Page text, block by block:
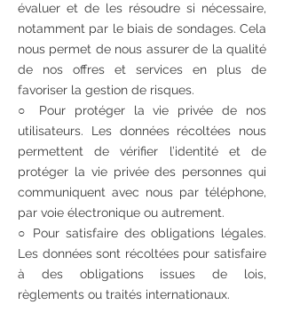
évaluer et de les résoudre si nécessaire,
notamment par le biais de sondages. Cela
nous permet de nous assurer de la qualité
de nos offres et services en plus de
favoriser la gestion de risques.
○ Pour protéger la vie privée de nos
utilisateurs. Les données récoltées nous
permettent de vérifier l’identité et de
protéger la vie privée des personnes qui
communiquent avec nous par téléphone,
par voie électronique ou autrement.
○ Pour satisfaire des obligations légales.
Les données sont récoltées pour satisfaire
à des obligations issues de lois,
règlements ou traités internationaux.